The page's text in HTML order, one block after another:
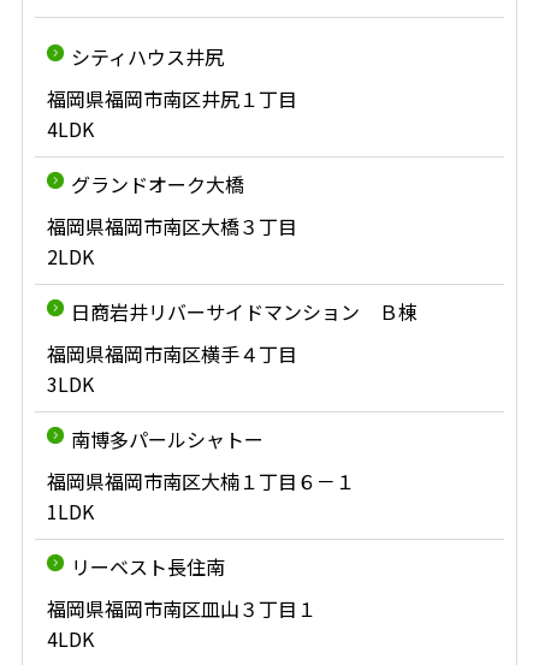
シティハウス井尻
福岡県福岡市南区井尻１丁目
4LDK
グランドオーク大橋
福岡県福岡市南区大橋３丁目
2LDK
日商岩井リバーサイドマンション Ｂ棟
福岡県福岡市南区横手４丁目
3LDK
南博多パールシャトー
福岡県福岡市南区大楠１丁目６－１
1LDK
リーベスト長住南
福岡県福岡市南区皿山３丁目１
4LDK